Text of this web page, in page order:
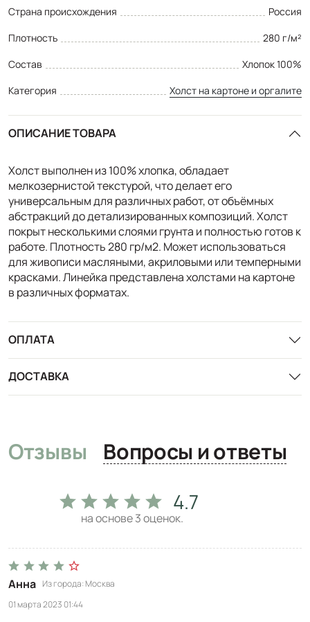
Страна происхождения
Россия
Плотность
280 г/м²
Состав
Хлопок 100%
Категория
Холст на картоне и оргалите
ОПИСАНИЕ ТОВАРА
Холст выполнен из 100% хлопка, обладает
мелкозернистой текстурой, что делает его
универсальным для различных работ, от объёмных
абстракций до детализированных композиций. Холст
покрыт несколькими слоями грунта и полностью готов к
работе. Плотность 280 гр/м2. Может использоваться
для живописи масляными, акриловыми или темперными
красками. Линейка представлена холстами на картоне
в различных форматах.
ОПЛАТА
ДОСТАВКА
Отзывы Вопросы и ответы
4.7
на основе3оценок.
Анна Из города Москва
01 марта 2023 01:44